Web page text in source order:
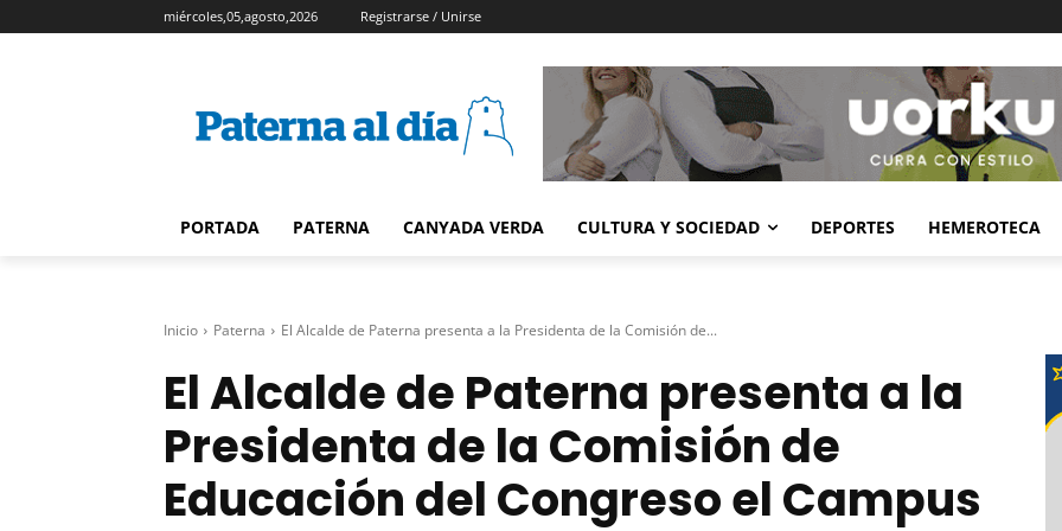
miércoles,05,agosto,2026 Registrarse / Unirse
PORTADA PATERNA CANYADA VERDA CULTURA Y SOCIEDAD DEPORTES HEMEROTECA
Inicio Paterna El Alcalde de Paterna presenta a la Presidenta de la Comisión de...
El Alcalde de Paterna presenta a la
Presidenta de la Comisión de
Educación del Congreso el Campus